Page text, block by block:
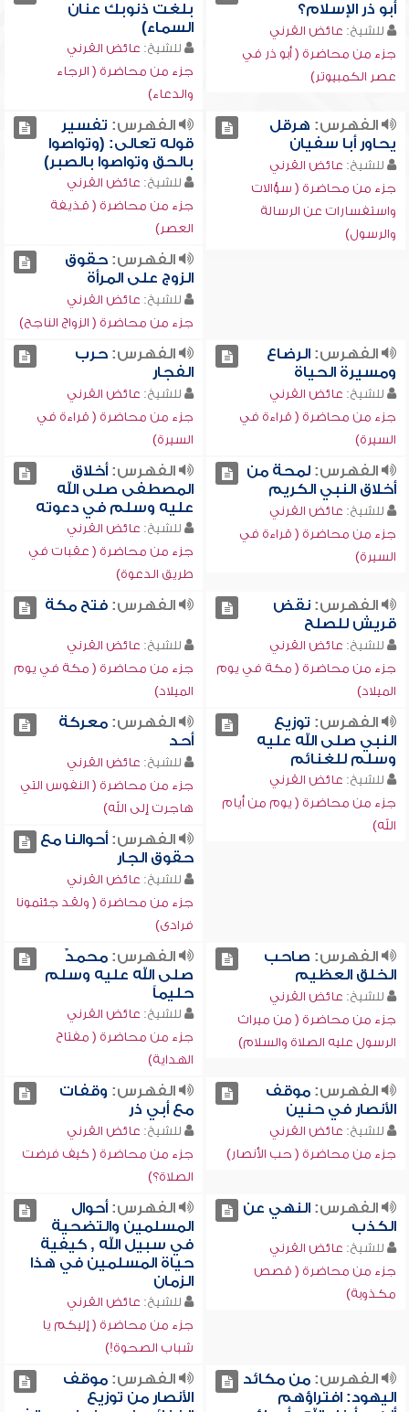
أبو ذر الإسلام؟
للشيخ: عائض القرني
جزء من محاضرة ( أبو ذر في
عصر الكمبيوتر)
بلغت ذنوبك عنان
السماء)
للشيخ: عائض القرني
جزء من محاضرة ( الرجاء
والدعاء)
الفهرس: هرقل
يحاور أبا سفيان
للشيخ: عائض القرني
جزء من محاضرة ( سؤالات
واستفسارات عن الرسالة
والرسول)
الفهرس: تفسير
قوله تعالى: (وتواصوا
بالحق وتواصوا بالصبر)
للشيخ: عائض القرني
جزء من محاضرة ( قذيفة
العصر)
الفهرس:حقوق
الزوج على المرأة
للشيخ: عائض القرني
جزء من محاضرة ( الزواج الناجح)
الفهرس:الرضاع
ومسيرة الحياة
للشيخ: عائض القرني
جزء من محاضرة ( قراءة في
السيرة)
الفهرس:حرب
الفجار
للشيخ: عائض القرني
جزء من محاضرة ( قراءة في
السيرة)
الفهرس:لمحة من
أخلاق النبي الكريم
للشيخ: عائض القرني
جزء من محاضرة ( قراءة في
السيرة)
الفهرس:أخلاق
المصطفى صلى الله
عليه وسلم في دعوته
للشيخ: عائض القرني
جزء من محاضرة ( عقبات في
طريق الدعوة)
الفهرس:نقض
قريش للصلح
للشيخ: عائض القرني
جزء من محاضرة ( مكة في يوم
الميلاد)
الفهرس:فتح مكة
للشيخ: عائض القرني
جزء من محاضرة ( مكة في يوم
الميلاد)
الفهرس: توزيع
النبي صلى الله عليه
وسلم للغنائم
للشيخ: عائض القرني
جزء من محاضرة ( يوم من أيام
الله)
الفهرس:معركة
أحد
للشيخ: عائض القرني
جزء من محاضرة ( النفوس التي
هاجرت إلى الله)
الفهرس:أحوالنا مع
حقوق الجار
للشيخ: عائض القرني
جزء من محاضرة ( ولقد جئتمونا
فرادى)
الفهرس: صاحب
الخلق العظيم
للشيخ: عائض القرني
جزء من محاضرة ( من ميراث
الرسول عليه الصلاة والسلام)
الفهرس:محمدٌ
صلى الله عليه وسلم
حليماً
للشيخ: عائض القرني
جزء من محاضرة ( مفتاح
الهداية)
الفهرس:موقف
الأنصار في حنين
للشيخ: عائض القرني
جزء من محاضرة ( حب الأنصار)
الفهرس: وقفات
مع أبي ذر
للشيخ: عائض القرني
جزء من محاضرة ( كيف فرضت
الصلاة؟)
الفهرس:النهي عن
الكذب
للشيخ: عائض القرني
جزء من محاضرة ( قصص
مكذوبة)
الفهرس:أحوال
المسلمين والتضحية
في سبيل الله , كيفية
حياة المسلمين في هذا
الزمان
للشيخ: عائض القرني
جزء من محاضرة ( إليكم يا
شباب الصحوة!)
الفهرس:من مكائد
اليهود: افتراؤهم
الفهرس:موقف
الأنصار من توزيع